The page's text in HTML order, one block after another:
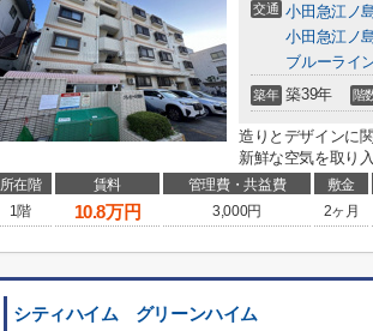
交通 小田急江ノ
小田急江ノ
ブルーライ
築年 築39年 階
造りとデザインに
新鮮な空気を取り
所在階 賃料 管理費・共益費 敷金
1階
10.8万円 3,000円 2ヶ月
シティハイム グリーンハイム